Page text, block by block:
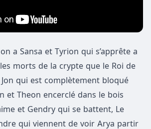
a Sansa et Tyrion qui s’apprête a
morts de la crypte que le Roi de
qui est complètement bloqué
et Theon encerclé dans le bois
et Gendry qui se battent, Le
qui viennent de voir Arya partir